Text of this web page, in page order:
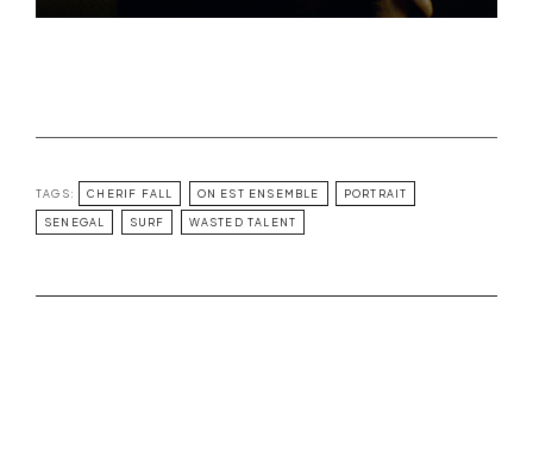
TAGS: CHERIF FALL ON EST ENSEMBLE PORTRAIT
SENEGAL SURF WASTED TALENT